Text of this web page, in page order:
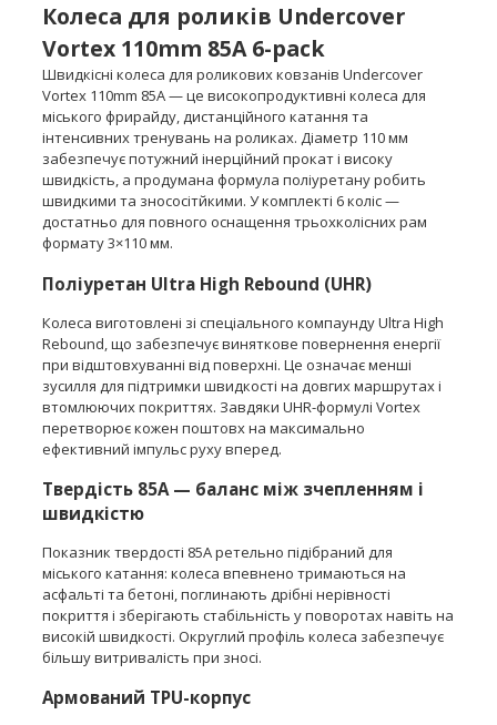
Колеса для роликів Undercover
Vortex 110mm 85A 6-pack
Швидкісні колеса для роликових ковзанів Undercover
Vortex 110mm 85A — це високопродуктивні колеса для
міського фрирайду, дистанційного катання та
інтенсивних тренувань на роликах. Діаметр 110 мм
забезпечує потужний інерційний прокат і високу
швидкість, а продумана формула поліуретану робить
швидкими та знососітйкими. У комплекті 6 коліс —
достатньо для повного оснащення трьохколісних рам
формату 3×110 мм.
Поліуретан Ultra High Rebound (UHR)
Колеса виготовлені зі спеціального компаунду Ultra High
Rebound, що забезпечує виняткове повернення енергії
при відштовхуванні від поверхні. Це означає менші
зусилля для підтримки швидкості на довгих маршрутах і
втомлюючих покриттях. Завдяки UHR-формулі Vortex
перетворює кожен поштовх на максимально
ефективний імпульс руху вперед.
Твердість 85A — баланс між зчепленням і
швидкістю
Показник твердості 85А ретельно підібраний для
міського катання: колеса впевнено тримаються на
асфальті та бетоні, поглинають дрібні нерівності
покриття і зберігають стабільність у поворотах навіть на
високій швидкості. Округлий профіль колеса забезпечує
більшу витривалість при зносі.
Армований TPU-корпус